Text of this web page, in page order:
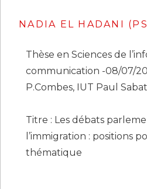
NADIA EL HADANI
Thèse en Sciences de
communication -08/07/
P.Combes, IUT Paul
Titre : Les débats
l’immigration : positions
thématique